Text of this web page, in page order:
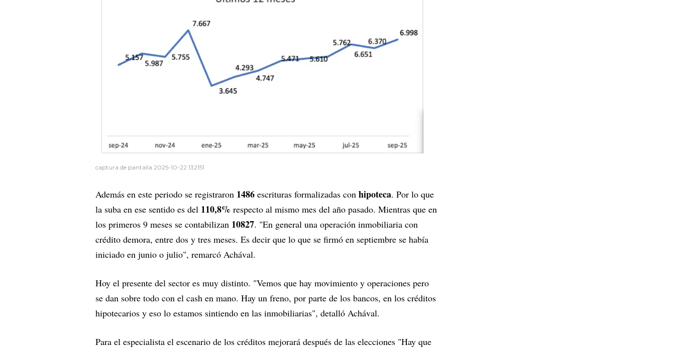
captura de pantalla 2025-10-22 132151
Además en este periodo se registraron 1486 escrituras formalizadas con hipoteca. Por lo que
la suba en ese sentido es del 110,8% respecto al mismo mes del año pasado. Mientras que en
los primeros 9 meses se contabilizan 10827. "En general una operación inmobiliaria con
crédito demora, entre dos y tres meses. Es decir que lo que se firmó en septiembre se había
iniciado en junio o julio", remarcó Achával.
Hoy el presente del sector es muy distinto. "Vemos que hay movimiento y operaciones pero
se dan sobre todo con el cash en mano. Hay un freno, por parte de los bancos, en los créditos
hipotecarios y eso lo estamos sintiendo en las inmobiliarias", detalló Achával.
Para el especialista el escenario de los créditos mejorará después de las elecciones "Hay que